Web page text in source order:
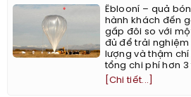
Ëblooní – quả
hành khách đến
gấp đôi so với
đủ để trải
lượng và thậm
tổng chi phí hơn 3
[Chi tiết...]